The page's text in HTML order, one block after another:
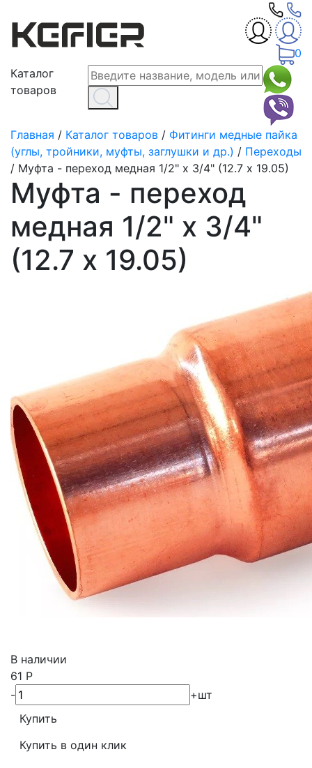
0
Каталог
товаров
Главная / Каталог товаров / Фитинги медные пайка
(углы, тройники, муфты, заглушки и др.) / Переходы
/ Муфта - переход медная 1/2" х 3/4" (12.7 х 19.05)
Муфта - переход
медная 1/2" х 3/4"
(12.7 х 19.05)
В наличии
61 Р
-
+шт